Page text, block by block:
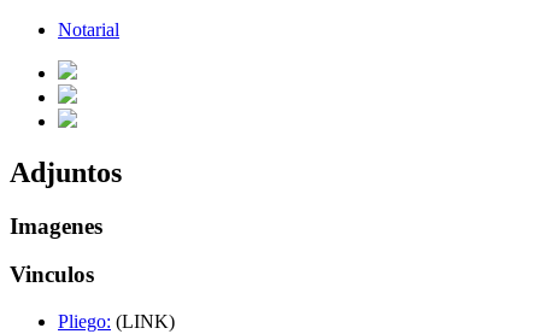
Notarial
Adjuntos
Imagenes
Vinculos
Pliego: (LINK)